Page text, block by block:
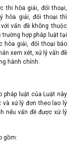
thi hòa giải, đối thoại,
hòa giải, đối thoại thì
vấn đề không thuộc
hợp pháp luật tại
hòa giải, đối thoại báo
xem xét, xử lý vấn đề
hành chính.
pháp luật của Luật này
và xử lý đơn theo lao lý
nếu vấn đề được xử lý
gồm: